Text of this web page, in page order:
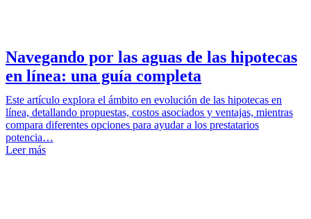
Navegando por las aguas de las hipotecas
en línea: una guía completa
Este artículo explora el ámbito en evolución de las hipotecas en
línea, detallando propuestas, costos asociados y ventajas, mientras
compara diferentes opciones para ayudar a los prestatarios
potencia…
Leer más